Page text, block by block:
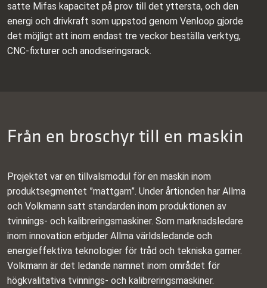
satte Mifas kapacitet på prov till det yttersta, och den
energi och drivkraft som uppstod genom Venloop gjorde
det möjligt att inom endast tre veckor beställa verktyg,
CNC-fixturer och anodiseringsrack.
Från en broschyr till en maskin
Projektet var en tillvalsmodul för en maskin inom
produktsegmentet ”mattgarn”. Under årtionden har Allma
och Volkmann satt standarden inom produktionen av
tvinnings‑ och kalibreringsmaskiner. Som marknadsledare
inom innovation erbjuder Allma världsledande och
energieffektiva teknologier för tråd och tekniska garner.
Volkmann är det ledande namnet inom området för
högkvalitativa tvinnings‑ och kalibreringsmaskiner.